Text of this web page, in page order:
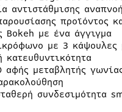
αντιστάθμισης
προϊόντος
Bokeh με ένα άγγιγμα
με 3 κάψουλες
κατευθυντικότητα
αφής μεταβλητής
συνδεσιμότητα